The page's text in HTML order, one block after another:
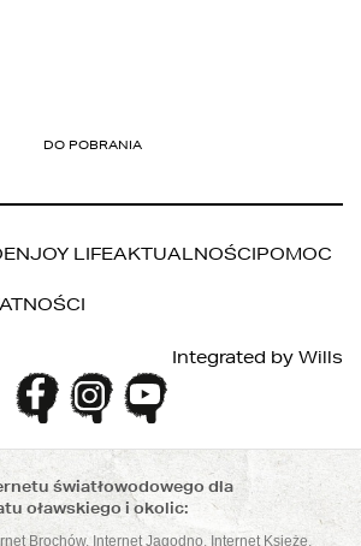
ENJOY LIFEAKTUALNOŚCIPOMOC
Integrated by Wills
światłowodowego dla
oławskiego i okolic:
Brochów, Internet Jagodno, Internet Księże,